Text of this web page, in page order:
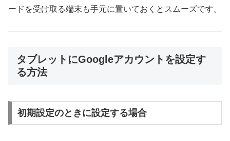
ードを受け取る端末も手元に置いておくとスムーズです。
タブレットにGoogleアカウントを設定す
る方法
初期設定のときに設定する場合